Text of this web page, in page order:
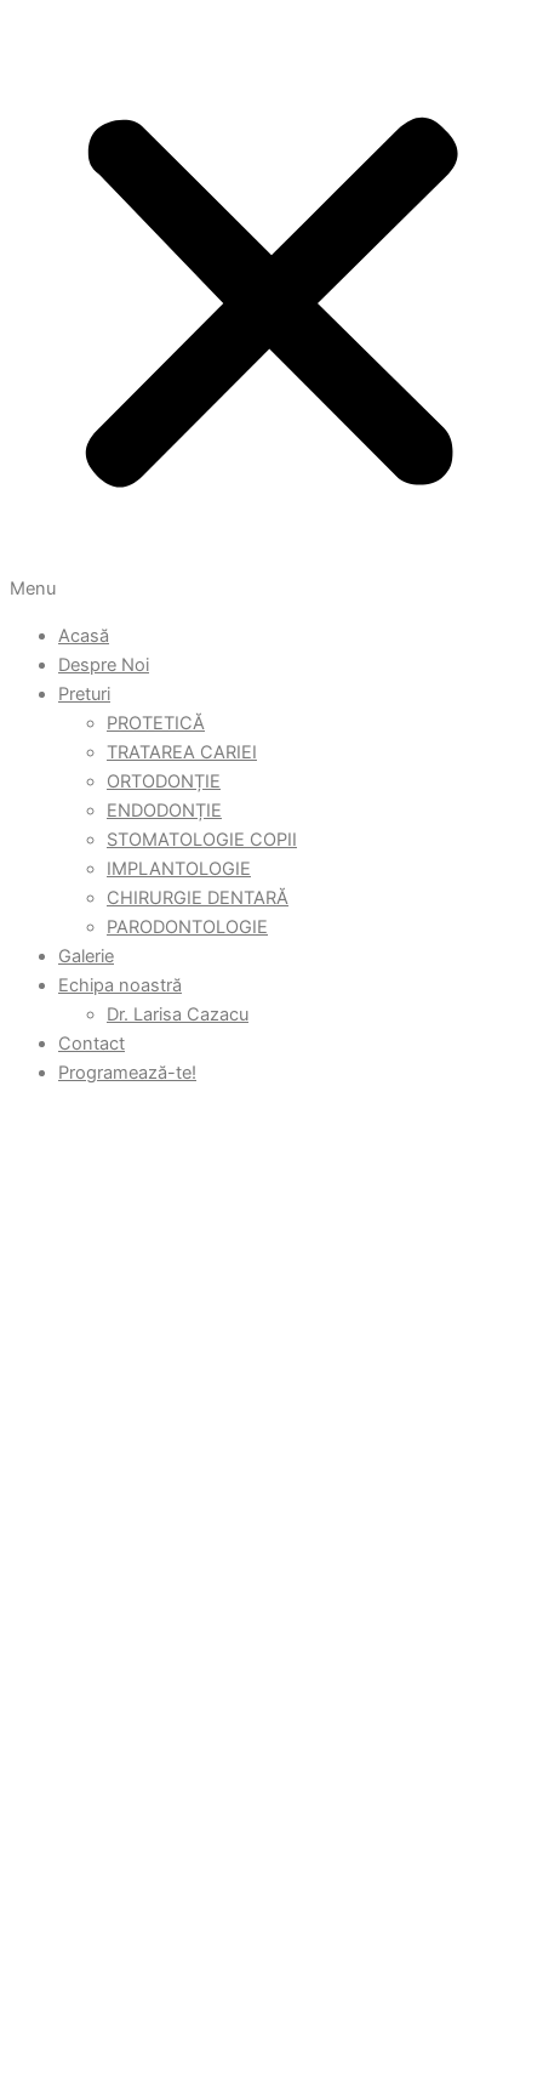
Menu
Acasă
Despre Noi
Preturi
PROTETICĂ
TRATAREA CARIEI
ORTODONȚIE
ENDODONȚIE
STOMATOLOGIE COPII
IMPLANTOLOGIE
CHIRURGIE DENTARĂ
PARODONTOLOGIE
Galerie
Echipa noastră
Dr. Larisa Cazacu
Contact
Programează-te!